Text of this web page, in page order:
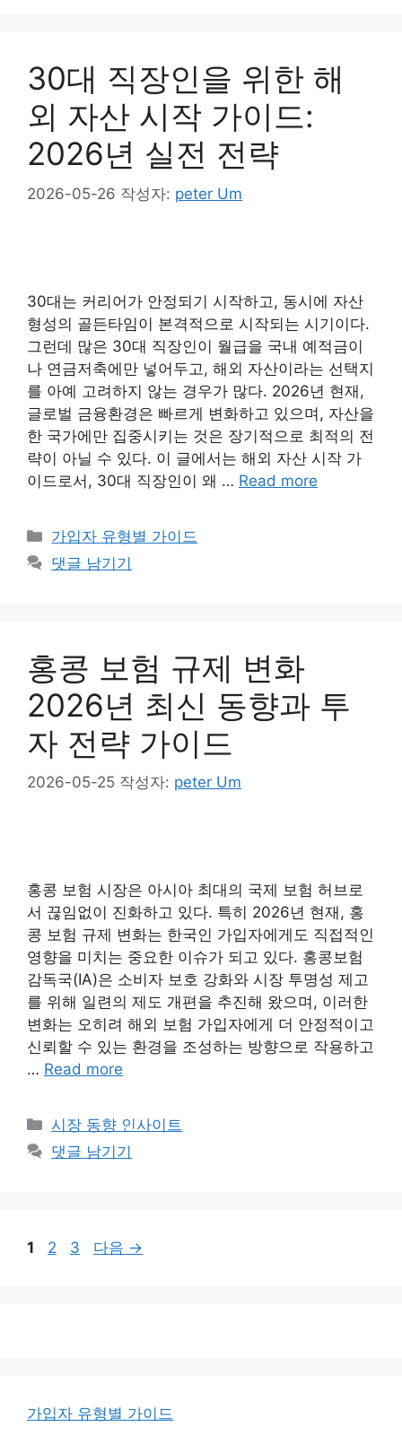
30대 직장인을 위한 해
외 자산 시작 가이드:
2026년 실전 전략
2026-05-26 작성자: peter Um
30대는 커리어가 안정되기 시작하고, 동시에 자산
형성의 골든타임이 본격적으로 시작되는 시기이다.
그런데 많은 30대 직장인이 월급을 국내 예적금이
나 연금저축에만 넣어두고, 해외 자산이라는 선택지
를 아예 고려하지 않는 경우가 많다. 2026년 현재,
글로벌 금융환경은 빠르게 변화하고 있으며, 자산을
한 국가에만 집중시키는 것은 장기적으로 최적의 전
략이 아닐 수 있다. 이 글에서는 해외 자산 시작 가
이드로서, 30대 직장인이 왜 … Read more
카
테
고
가입자 유형별 가이드
댓글 남기기
홍콩 보험 규제 변화
2026년 최신 동향과 투
자 전략 가이드
2026-05-25 작성자: peter Um
홍콩 보험 시장은 아시아 최대의 국제 보험 허브로
서 끊임없이 진화하고 있다. 특히 2026년 현재, 홍
콩 보험 규제 변화는 한국인 가입자에게도 직접적인
영향을 미치는 중요한 이슈가 되고 있다. 홍콩보험
감독국(IA)은 소비자 보호 강화와 시장 투명성 제고
를 위해 일련의 제도 개편을 추진해 왔으며, 이러한
변화는 오히려 해외 보험 가입자에게 더 안정적이고
신뢰할 수 있는 환경을 조성하는 방향으로 작용하고
… Read more
카
테
시장 동향 인사이트
댓글 남기기
페
1
페
2
페
3 다음 →
가입자 유형별 가이드